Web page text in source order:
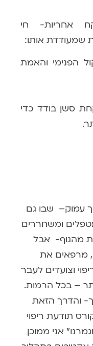
אחריות- חי
שמעודדת אותו:
הפנימי והאמת
סשן בודד כדי
עמוק– שבו גם
ומשחררים
מהגוף- אבל
,מרפאים את
וצועדים לעבר
– בכל הרמות.
והדרך הזאת
תודעת ריפוי
אני ממוכן